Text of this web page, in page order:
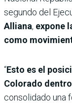
segundo del
Alliana, expone
como
“Esto es el
Colorado dentro
consolidado una